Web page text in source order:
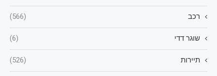
רכב (566)
שוגר דדי (6)
תיירות (526)